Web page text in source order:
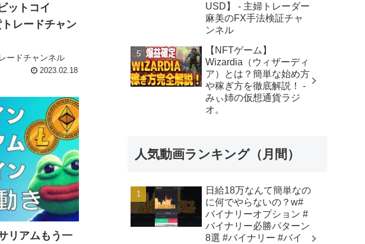
ットコイ
レードチャン
ードチャンネル
2023.02.18
リアムもう一
USD】 - 主婦トレーダー
麻美のFX手法検証チャ
ンネル
【NFTゲーム】
Wizardia（ウィザーディ
ア）とは？簡単な始め方
や稼ぎ方を徹底解説！ -
みぃ姉の仮想通貨ラジ
オ。
人気動画ランキング（月間）
日給18万なんて簡単なの
に何でやらないの？w#
バイナリーオプション #
バイナリー必勝パターン
8選 #バイナリー #バイ